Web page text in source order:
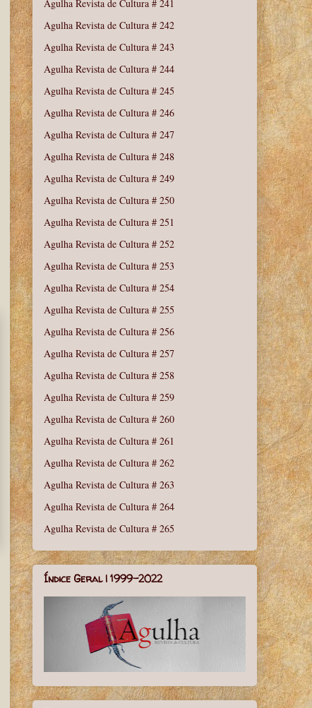
Agulha Revista de Cultura # 241
Agulha Revista de Cultura # 242
Agulha Revista de Cultura # 243
Agulha Revista de Cultura # 244
Agulha Revista de Cultura # 245
Agulha Revista de Cultura # 246
Agulha Revista de Cultura # 247
Agulha Revista de Cultura # 248
Agulha Revista de Cultura # 249
Agulha Revista de Cultura # 250
Agulha Revista de Cultura # 251
Agulha Revista de Cultura # 252
Agulha Revista de Cultura # 253
Agulha Revista de Cultura # 254
Agulha Revista de Cultura # 255
Agulha Revista de Cultura # 256
Agulha Revista de Cultura # 257
Agulha Revista de Cultura # 258
Agulha Revista de Cultura # 259
Agulha Revista de Cultura # 260
Agulha Revista de Cultura # 261
Agulha Revista de Cultura # 262
Agulha Revista de Cultura # 263
Agulha Revista de Cultura # 264
Agulha Revista de Cultura # 265
Índice Geral | 1999-2022